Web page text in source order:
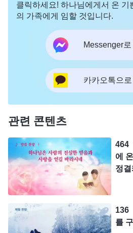
클릭하세요! 하나님에게서 온 기
의 가족에게 임할 것입니다.
Messenger로
카카오톡으로
관련 콘텐츠
464
에
정
136
를